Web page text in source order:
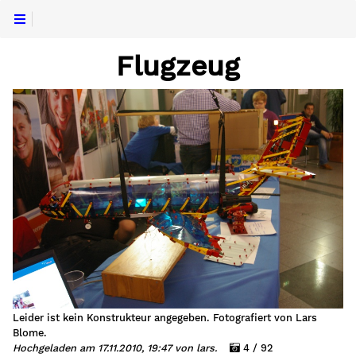
Flugzeug
Leider ist kein Konstrukteur angegeben. Fotografiert von Lars
Blome.
Hochgeladen am 17.11.2010, 19:47 von lars.
4 / 92